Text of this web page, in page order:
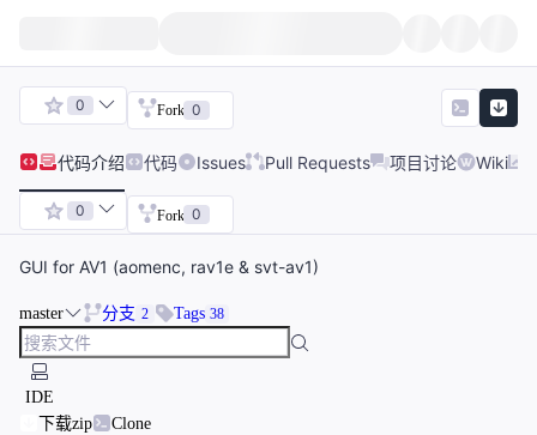
0 Fork 0
代码介绍 代码 Issues Pull Requests 项目讨论 Wiki
0 Fork 0
GUI for AV1 (aomenc, rav1e & svt-av1)
master 分支 2 Tags 38
IDE
下载zip
Clone